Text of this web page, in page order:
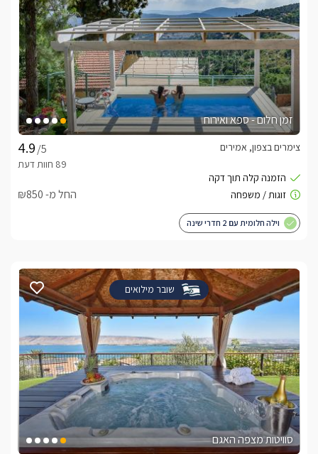
זמן חלום - ספא ואירוח
/5
צימרים בצפון, אמירים
החל מ- ₪850
וילה חלומית עם 2 חדרי שינה
שובר מילואים
סוויטות מצפה האגם